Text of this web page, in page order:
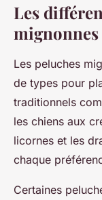
Les
mignonnes
Les peluches
de types pour
traditionnels
les chiens aux
licornes et les
chaque
Certaines